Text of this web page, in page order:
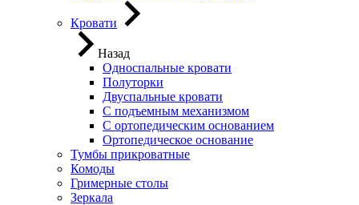
Кровати
Назад
Односпальные кровати
Полуторки
Двуспальные кровати
С подъемным механизмом
С ортопедическим основанием
Ортопедическое основание
Тумбы прикроватные
Комоды
Гримерные столы
Зеркала